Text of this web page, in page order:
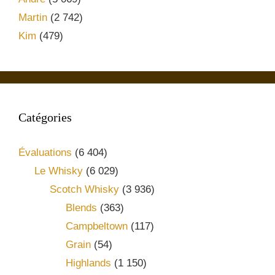
Martin (2 742)
Kim (479)
Catégories
Évaluations (6 404)
Le Whisky(6 029)
Scotch Whisky (3 936)
Blends (363)
Campbeltown(117)
Grain(54)
Highlands (1 150)